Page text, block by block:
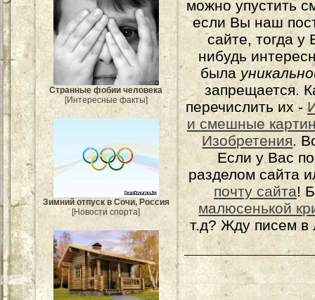
Странные фобии человека
[Интересные факты]
Зимний отпуск в Сочи, Россия
[Новости спорта]
можно упустить
если Вы наш
сайте, тогда у
нибудь
была
запрещается.
перечислить их -
и смешные
Изобретения.
Если у Вас
разделом сайта
почту сайта!
малюсенькой
т.д? Жду писем в